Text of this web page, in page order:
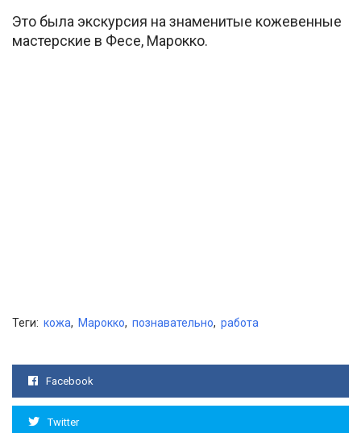
Это была экскурсия на знаменитые кожевенные
мастерские в Фесе, Марокко.
Теги: кожа, Марокко, познавательно, работа
Facebook
Twitter